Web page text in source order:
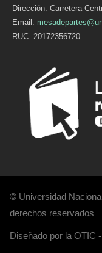
Dirección: Carretera
Email:
RUC: 20172356720
© Universidad
derechos reservados
Diseñado por la OTIC